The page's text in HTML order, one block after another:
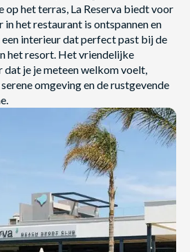
op het terras, La Reserva biedt voor
in het restaurant is ontspannen en
interieur dat perfect past bij de
het resort. Het vriendelijke
je je meteen welkom voelt,
omgeving en de rustgevende